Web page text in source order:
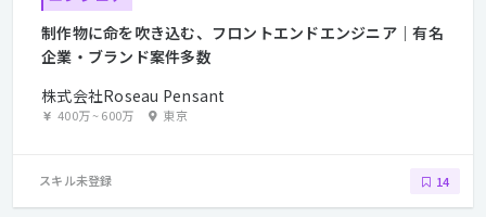
制作物に命を吹き込む、フロントエンドエンジニア｜有名
企業・ブランド案件多数
株式会社Roseau Pensant
400万~600万 東京
スキル未登録 14